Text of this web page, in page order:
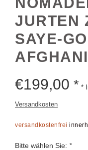
JURTEN
SAYE-
Versandkosten